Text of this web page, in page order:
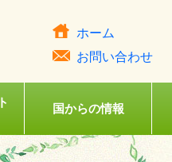
ホーム
お問い合わせ
国からの情報